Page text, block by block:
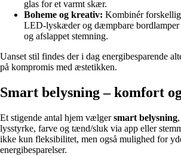
glas for et varmt skær.
Boheme og kreativ: Kombinér
LED-lyskæder og dæmpbare bordlamper
og afslappet stemning.
Uanset stil findes der i dag energibesparende
på kompromis med æstetikken.
Smart belysning – komfort
Et stigende antal hjem vælgersmart belysning
lysstyrke, farve og tænd/sluk via app eller
ikke kun fleksibilitet, men også mulighed for
energibesparelser.